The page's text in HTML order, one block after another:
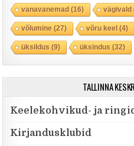
vanavanemad(16) vägivald
võlumine (27) võru keel(4)
üksildus (9) üksindus (32)
TALLINNA
Keelekohvikud- ja
Kirjandusklubid